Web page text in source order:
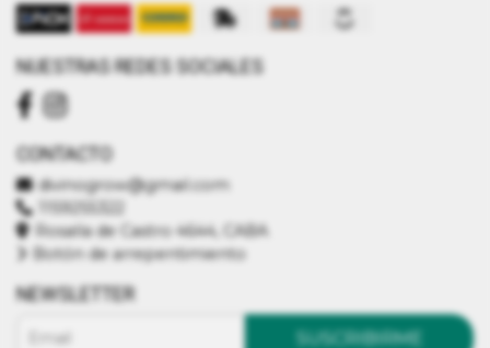
NUESTRAS REDES SOCIALES
CONTACTO
divinogrow@gmail.com
1159255322
Rosalía de Castro 4644, CABA
Botón de arrepentimiento
NEWSLETTER
SUSCRIBIRME